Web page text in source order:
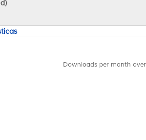
Downloads per month